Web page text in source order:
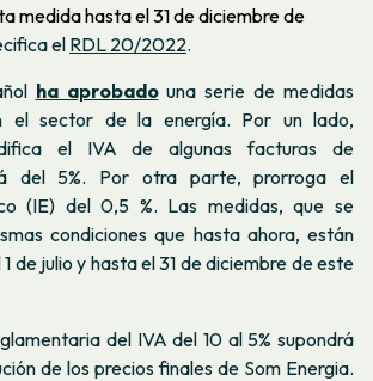
medida hasta el 31 de diciembre de
el RDL 20/2022.
ha aprobadouna serie de medidas
el sector de la energía. Por un lado,
el IVA de algunas facturas de
del 5%. Por otra parte, prorroga el
(IE) del 0,5 %. Las medidas, que se
condiciones que hasta ahora, están
de julio y hasta el 31 de diciembre de este
del IVA del 10 al 5% supondrá
de los precios finales de Som Energia.